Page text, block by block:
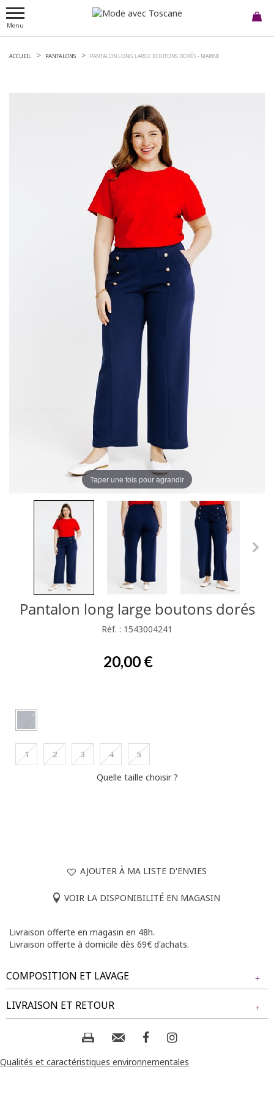
Menu
ACCUEIL PANTALONS PANTALON LONG LARGE BOUTONS DORÉS - MARINE
Taper une fois pour agrandir
Pantalon long large boutons dorés
Réf. : 1543004241
20,00 €
1 2 3 4 5
Quelle taille choisir ?
AJOUTER À MA LISTE D'ENVIES
VOIR LA DISPONIBILITÉ EN MAGASIN
Livraison offerte en magasin en 48h.
Livraison offerte à domicile dès 69€ d'achats.
COMPOSITION ET LAVAGE
Tissu principal : 94% POLYESTER, 6% ELASTHANE
Composition et lavage :
LIVRAISON ET RETOUR
NOS MODES DE LIVRAISON
Livraison Magasin :
Qualités et caractéristiques environnementales